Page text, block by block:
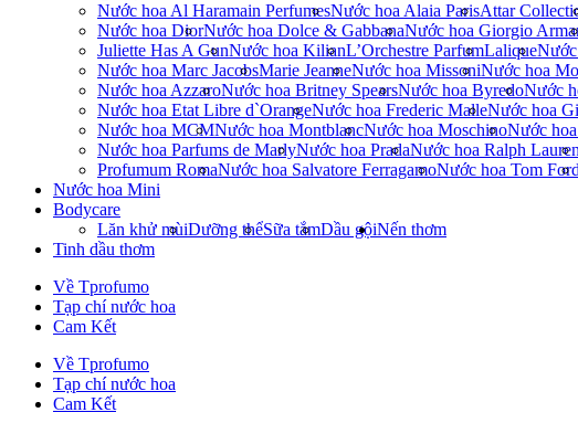
Nước hoa Al Haramain PerfumesNước hoa Alaia ParisAttar
Nước hoa DiorNước hoa Dolce & GabbanaNước hoa Giorgio
Juliette Has A GunNước hoa KilianL’Orchestre ParfumLalique
Nước hoa Marc JacobsMarie JeanneNước hoa MissoniNước hoa
Nước hoa AzzaroNước hoa Britney SpearsNước hoa ByredoNước
Nước hoa Etat Libre d`OrangeNước hoa Frederic MalleNước hoa
Nước hoa MCMNước hoa MontblancNước hoa MoschinoNước
Nước hoa Parfums de MarlyNước hoa PradaNước hoa Ralph Lauren
Profumum RomaNước hoa Salvatore FerragamoNước hoa Tom Ford
Nước hoa Mini
Bodycare
Lăn khử mùiDưỡng thểSữa tắmDầu gộiNến thơm
Tinh dầu thơm
Về Tprofumo
Tạp chí nước hoa
Cam Kết
Về Tprofumo
Tạp chí nước hoa
Cam Kết